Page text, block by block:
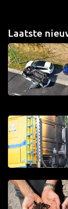
Laatste